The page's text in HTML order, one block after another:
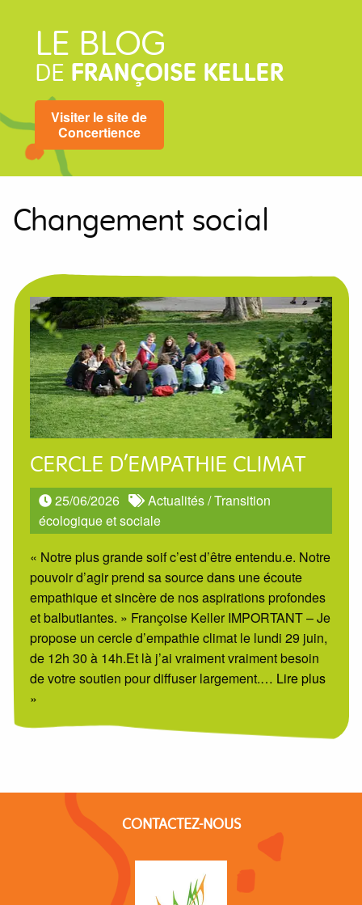
LE BLOG
DE FRANÇOISE KELLER
Visiter le site de
Concertience
Changement social
CERCLE D’EMPATHIE CLIMAT
25/06/2026 Actualités/Transition
écologique et sociale
« Notre plus grande soif c’est d’être entendu.e. Notre
pouvoir d’agir prend sa source dans une écoute
empathique et sincère de nos aspirations profondes
et balbutiantes. » Françoise Keller IMPORTANT – Je
propose un cercle d’empathie climat le lundi 29 juin,
de 12h 30 à 14h.Et là j’ai vraiment vraiment besoin
de votre soutien pour diffuser largement.… Lire plus
»
CONTACTEZ-NOUS